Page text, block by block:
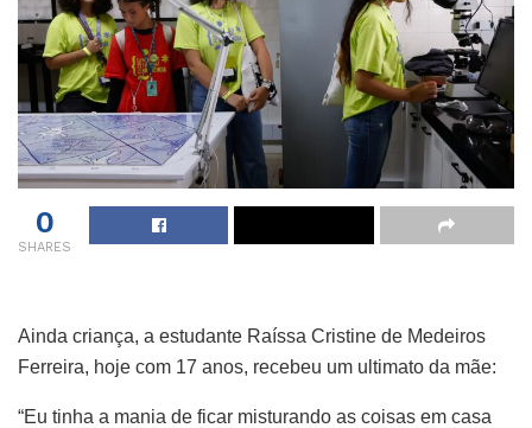
0
SHARES
Ainda criança, a estudante Raíssa Cristine de Medeiros
Ferreira, hoje com 17 anos, recebeu um ultimato da mãe:
“Eu tinha a mania de ficar misturando as coisas em casa